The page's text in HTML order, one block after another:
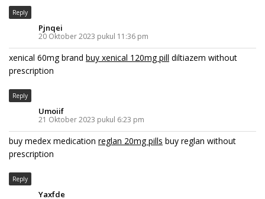
Reply
Pjnqei
20 Oktober 2023 pukul 11:36 pm
xenical 60mg brand buy xenical 120mg pill diltiazem without
prescription
Reply
Umoiif
21 Oktober 2023 pukul 6:23 pm
buy medex medication reglan 20mg pills buy reglan without
prescription
Reply
Yaxfde